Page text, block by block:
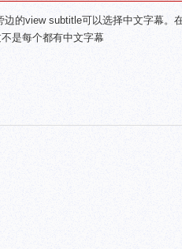
边的view subtitle可以选择中文字幕。
是每个都有中文字幕